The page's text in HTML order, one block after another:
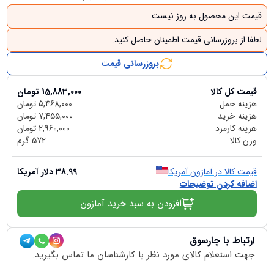
قیمت این محصول به روز نیست
لطفا از بروزرسانی قیمت اطمینان حاصل کنید.
بروزرسانی قیمت
قیمت کل کالا 15,883,000 تومان
هزینه حمل
5,468,000تومان
هزینه خرید
7,455,000 تومان
هزینه کارمزد
2,960,000تومان
وزن کالا
572گرم
قیمت کالا در آمازون آمریکا 38.99دلار آمریکا
اضافه کردن توضیحات
افزودن به سبد خرید آمازون
ارتباط با چارسوق
جهت استعلام کالای مورد نظر با کارشناسان ما تماس بگیرید.